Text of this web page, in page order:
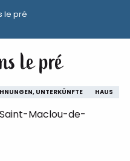
le pré
le pré
UNTERKÜNFTE HAUS
Saint-Maclou-de-